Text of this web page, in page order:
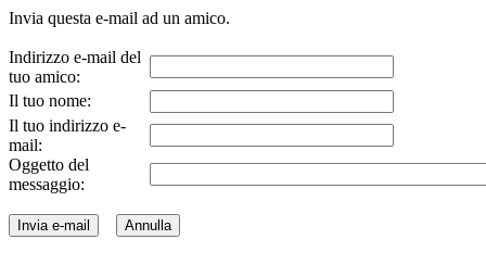
Invia questa e-mail ad un amico.
Indirizzo e-mail del
tuo amico:
Il tuo nome:
Il tuo indirizzo e-
mail:
Oggetto del
messaggio: